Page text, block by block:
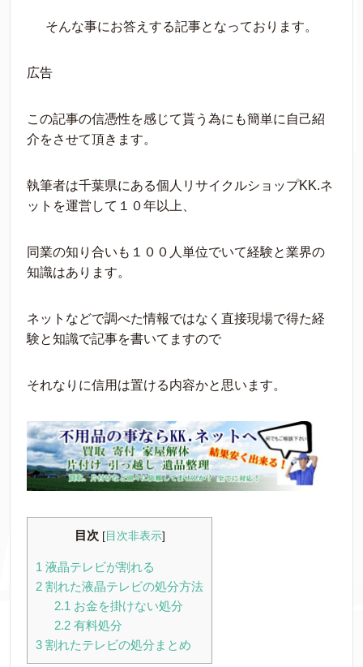
そんな事にお答えする記事となっております。
広告
この記事の信憑性を感じて貰う為にも簡単に自己紹
介をさせて頂きます。
執筆者は千葉県にある個人リサイクルショップKK.ネ
ットを運営して１０年以上、
同業の知り合いも１００人単位でいて経験と業界の
知識はあります。
ネットなどで調べた情報ではなく直接現場で得た経
験と知識で記事を書いてますので
それなりに信用は置ける内容かと思います。
目次 [目次非表示]
1 液晶テレビが割れる
2 割れた液晶テレビの処分方法
2.1 お金を掛けない処分
2.2有料処分
3 割れたテレビの処分まとめ